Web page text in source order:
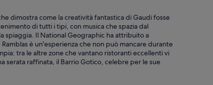
dimostra come la creatività fantastica di Gaudi fosse
di tutti i tipi, con musica che spazia dal
spiaggia. Il National Geographic ha attribuito a
è un'esperienza che non può mancare durante
tra le altre zone che vantano ristoranti eccellenti vi
serata raffinata, il Barrio Gotico, celebre per le sue